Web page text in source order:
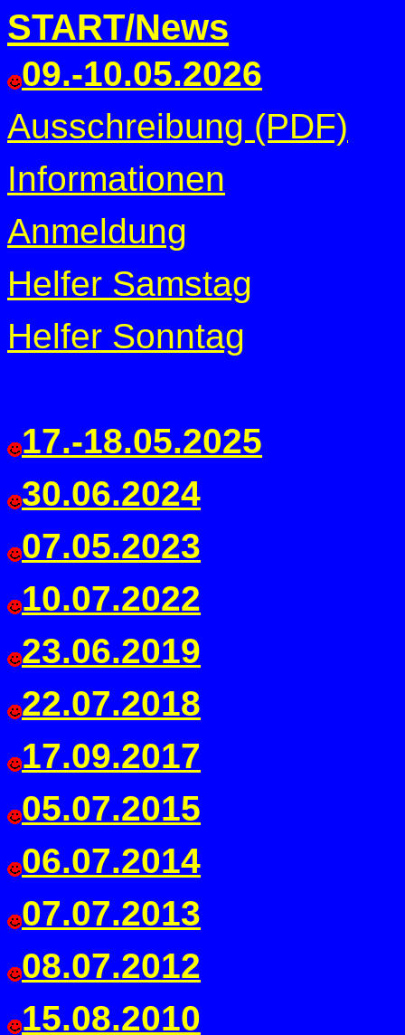
START/News
09.-10.05.2026
Ausschreibung (PDF)
Informationen
Anmeldung
Helfer Samstag
Helfer Sonntag
17.-18.05.2025
30.06.2024
07.05.2023
10.07.2022
23.06.2019
22.07.2018
17.09.2017
05.07.2015
06.07.2014
07.07.2013
08.07.2012
15.08.2010